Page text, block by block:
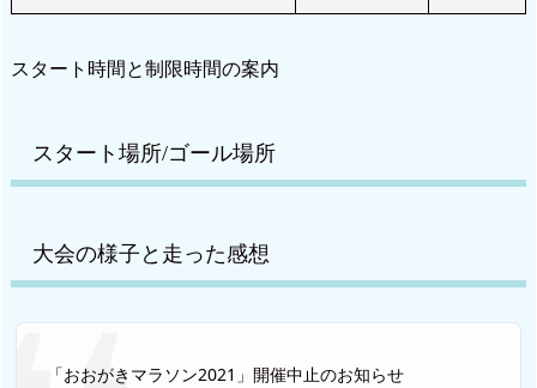
スタート時間と制限時間の案内
スタート場所/ゴール場所
大会の様子と走った感想
「おおがきマラソン2021」開催中止のお知らせ